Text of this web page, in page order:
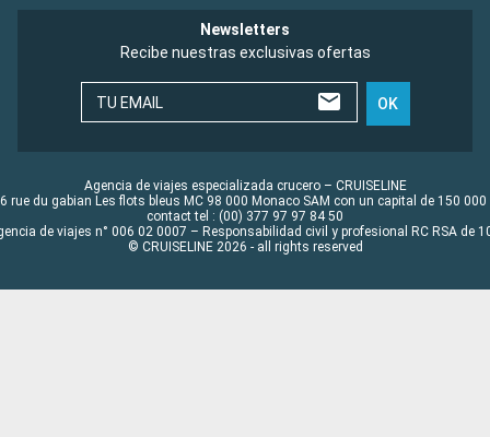
Newsletters
Recibe nuestras exclusivas ofertas
TU EMAIL OK
Agencia de viajes especializada crucero – CRUISELINE
rue du gabian Les flots bleus MC 98 000 Monaco SAM con un capital de 150 000
contact tel : (00) 377 97 97 84 50
de viajes n° 006 02 0007 – Responsabilidad civil y profesional RC RSA de
© CRUISELINE 2026 - all rights reserved